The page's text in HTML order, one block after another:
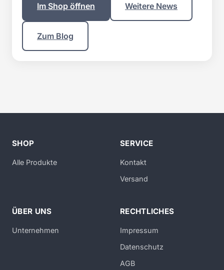
Im Shop öffnen Weitere News
Zum Blog
SHOP
Alle Produkte
SERVICE
Kontakt
Versand
ÜBER UNS
Unternehmen
RECHTLICHES
Impressum
Datenschutz
AGB